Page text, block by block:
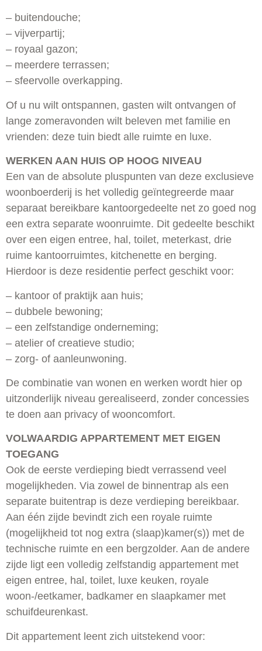
– buitendouche;
– vijverpartij;
– royaal gazon;
– meerdere terrassen;
– sfeervolle overkapping.
Of u nu wilt ontspannen, gasten wilt ontvangen of
lange zomeravonden wilt beleven met familie en
vrienden: deze tuin biedt alle ruimte en luxe.
WERKEN AAN HUIS OP HOOG NIVEAU
Een van de absolute pluspunten van deze exclusieve
woonboerderij is het volledig geïntegreerde maar
separaat bereikbare kantoorgedeelte net zo goed nog
een extra separate woonruimte. Dit gedeelte beschikt
over een eigen entree, hal, toilet, meterkast, drie
ruime kantoorruimtes, kitchenette en berging.
Hierdoor is deze residentie perfect geschikt voor:
– kantoor of praktijk aan huis;
– dubbele bewoning;
– een zelfstandige onderneming;
– atelier of creatieve studio;
– zorg- of aanleunwoning.
De combinatie van wonen en werken wordt hier op
uitzonderlijk niveau gerealiseerd, zonder concessies
te doen aan privacy of wooncomfort.
VOLWAARDIG APPARTEMENT MET EIGEN
TOEGANG
Ook de eerste verdieping biedt verrassend veel
mogelijkheden. Via zowel de binnentrap als een
separate buitentrap is deze verdieping bereikbaar.
Aan één zijde bevindt zich een royale ruimte
(mogelijkheid tot nog extra (slaap)kamer(s)) met de
technische ruimte en een bergzolder. Aan de andere
zijde ligt een volledig zelfstandig appartement met
eigen entree, hal, toilet, luxe keuken, royale
woon-/eetkamer, badkamer en slaapkamer met
schuifdeurenkast.
Dit appartement leent zich uitstekend voor: